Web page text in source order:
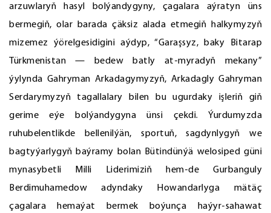
arzuwlaryň hasyl bolýandygyny, çagalara aýratyn üns
bermegiň, olar barada çäksiz alada etmegiň halkymyzyň
mizemez ýörelgesidigini aýdyp, “Garaşsyz, baky Bitarap
Türkmenistan — bedew batly at-myradyň mekany”
ýylynda Gahryman Arkadagymyzyň, Arkadagly Gahryman
Serdarymyzyň tagallalary bilen bu ugurdaky işleriň giň
gerime eýe bolýandygyna ünsi çekdi. Ýurdumyzda
ruhubelentlikde bellenilýän, sportuň, sagdynlygyň we
bagtyýarlygyň baýramy bolan Bütindünýä welosiped güni
mynasybetli Milli Liderimiziň hem-de Gurbanguly
Berdimuhamedow adyndaky Howandarlyga mätäç
çagalara hemaýat bermek boýunça haýyr-sahawat